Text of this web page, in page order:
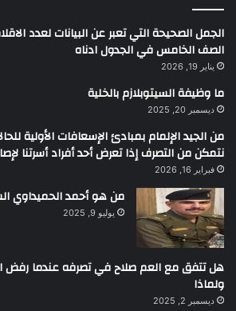
الجمل الصحيحة التي تعبر عن البيانات لعدد
الصف الخامس في الجدول ادناه
يناير 19, 2026
ما وظيفة السيتوبلازم بالخلية
ديسمبر 20, 2025
من الجيد الإلمام بمبادئ الإسعافات الأولية
نتمكن من التصرف إذا تعرض أحد أفراد أسرتنا
فبراير 16, 2026
من هو أحمد الحميداوي
يوليو 9, 2025
هل تتفق مع العم صلاح في تصرفه عندما رفض
ولماذا
ديسمبر 2, 2025